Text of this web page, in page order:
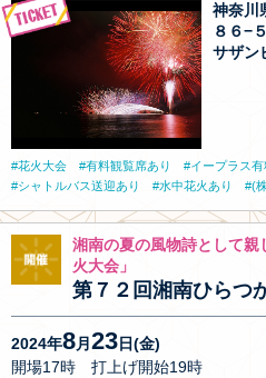
神奈川
８６−５
サザン
花火大会 有料観覧席あり
イープラス
シャトルバス送迎あり
水中花火あり (
湘南の夏の風物詩として
火大会」
第７２回湘南ひらつ
2024年8月 23日(金)
開場17時 打上げ開始19時